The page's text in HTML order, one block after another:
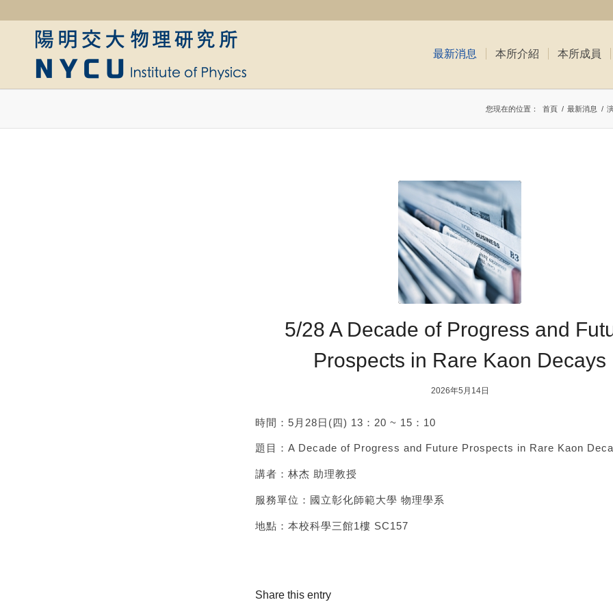
最新消息 本所介紹 本所成員
您現在的位置： 首頁 / 最新消息 /
5/28 A Decade of Progress and
Prospects in Rare Kaon Decays
2026年5月14日
時間：5月28日(四) 13：20 ~ 15：10
題目：A Decade of Progress and Future Prospects in Rare Kaon
講者：林杰 助理教授
服務單位：國立彰化師範大學 物理學系
地點：本校科學三館1樓 SC157
Share this entry